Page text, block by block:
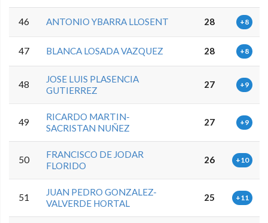
46 ANTONIO YBARRA LLOSENT 28 +8
47 BLANCA LOSADA VAZQUEZ 28 +8
48
JOSE LUIS PLASENCIA
GUTIERREZ
27 +9
49
RICARDO MARTIN-
SACRISTAN NUÑEZ
27 +9
50
FRANCISCO DE JODAR
FLORIDO
26 +10
51
JUAN PEDRO GONZALEZ-
VALVERDE HORTAL
25 +11